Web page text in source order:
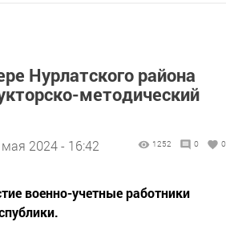
Нурлатского района
методический
2024 - 16:42 1252 0 0
военно-учетные работники